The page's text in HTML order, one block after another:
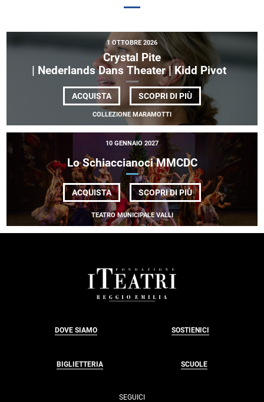
1 OTTOBRE 2026
Crystal Pite
| Nederlands Dans Theater | Kidd Pivot
ACQUISTA SCOPRI DI PIÙDI
CRYSTAL
| NEDERLANDS
COLLEZIONE MARAMOTTI
10 GENNAIO 2027
Lo SchiaccianociMMCDC
ACQUISTA SCOPRI DI PIÙDI
LO
SCHIACCIANOCI
<BE>MMCDC
TEATRO MUNICIPALE VALLI
DOVE SIAMO SOSTIENICI
BIGLIETTERIA SCUOLE
SEGUICI